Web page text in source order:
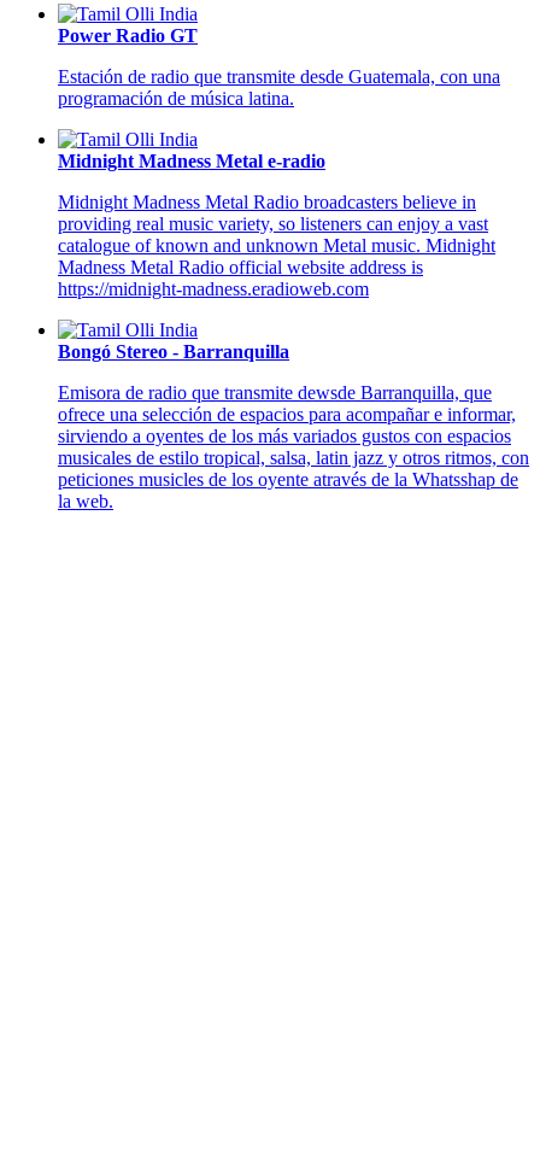
Power Radio GT
Estación de radio que transmite desde Guatemala, con una
programación de música latina.
Midnight Madness Metal e-radio
Midnight Madness Metal Radio broadcasters believe in
providing real music variety, so listeners can enjoy a vast
catalogue of known and unknown Metal music. Midnight
Madness Metal Radio official website address is
https://midnight-madness.eradioweb.com
Bongó Stereo - Barranquilla
Emisora de radio que transmite dewsde Barranquilla, que
ofrece una selección de espacios para acompañar e informar,
sirviendo a oyentes de los más variados gustos con espacios
musicales de estilo tropical, salsa, latin jazz y otros ritmos, con
peticiones musicles de los oyente através de la Whatsshap de
la web.